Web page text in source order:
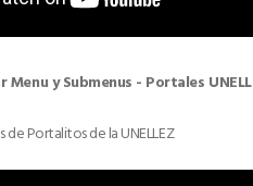
y Submenus - Portales
de Portalitos de la UNELLEZ